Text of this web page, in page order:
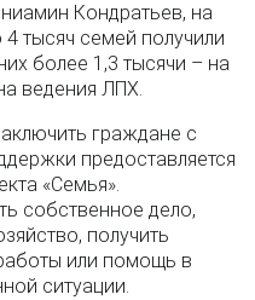
Кондратьев, на
тысяч семей получили
более 1,3 тысячи – на
ведения ЛПХ.
граждане с
предоставляется
«Семья».
собственное дело,
получить
или помощь в
ситуации.